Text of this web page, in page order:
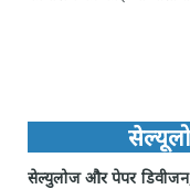
सेल्युलोज और पेपर